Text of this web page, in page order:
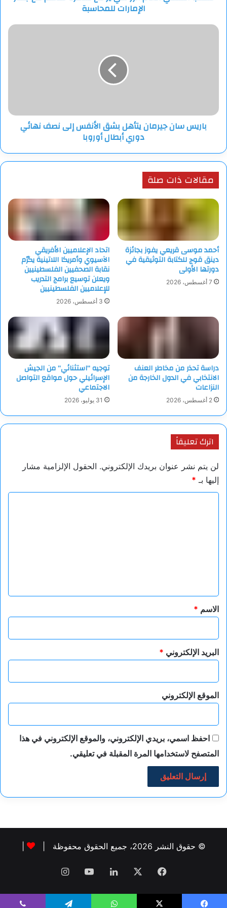
الإمارات للمحاسبة
باريس
نهائي
دوريباريس سان جيرمان يتأهل بشق الأنفس إلى نصف نهائي
دوري أبطال أوروبا
مقالات ذات صلة
أحمد موسى قريعي يفوز بجائزة
دينق قوج للكتابة التوثيقية في
دورتها الأولى
7 أغسطس، 2026
اتحاد الإعلاميين الأفريقي
الآسيوي وأمريكا اللاتينية يكرّم
نقابة الصحفيين الفلسطينيين
ويعلن توسيع برامج التدريب
للإعلاميين الفلسطينيين
3 أغسطس، 2026
دراسة تحذر من مخاطر العنف
الانتخابي في الدول الخارجة من
النزاعات
2 أغسطس، 2026
توجيه “استثنائي” من الجيش
الإسرائيلي حول مواقع التواصل
الاجتماعي
31 يوليو، 2026
اترك تعليقاً
لن يتم نشر عنوان بريدك الإلكتروني. الحقول الإلزامية مشار
إليها بـ *
*
الاسم *
البريد الإلكتروني *
الموقع الإلكتروني
احفظ اسمي، بريدي الإلكتروني، والموقع الإلكتروني في هذا
المتصفح لاستخدامها المرة المقبلة في تعليقي.
© حقوق النشر 2026، جميع الحقوق محفوظة |
فيسبوك لينكدإن‫YouTubeانستقرام